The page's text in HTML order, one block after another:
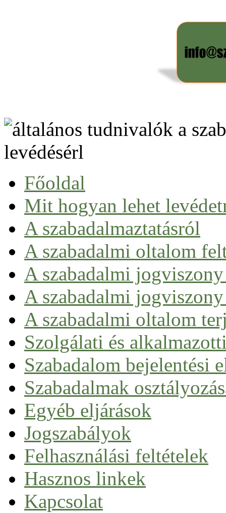
Főoldal
Mit hogyan lehet
A szabadalmaztatásról
Szabadalom fogalma
Szabadalmi munka a gyakorlatban
A szabadalmi oltalom
Kizárások a szabadalmi oltalom alól
Szabadalmaztatható biotechnológiai találmány
A szabadalmi
A szabadalmi
A szabadalmi oltalom
Szolgálati és
Szabadalom bejelentési
Nemzeti úton
Európai szabadalom
Nemzetközi szabadalom (PCT)
Egységes szabadalom
Szabadalmak
Egyéb eljárások
Jogszabályok
Felhasználási feltételek
Hasznos linkek
Kapcsolat